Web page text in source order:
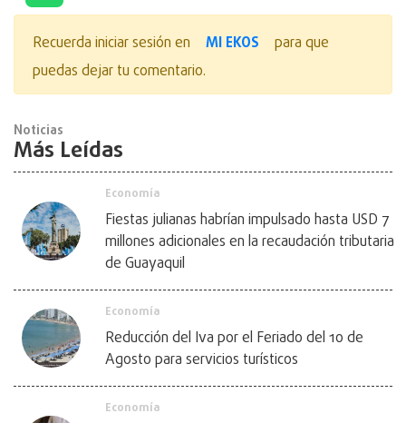
Recuerda iniciar sesión en MI EKOS
para que
puedas dejar tu comentario.
Noticias
Más Leídas
Economía
Fiestas julianas habrían impulsado hasta USD 7
millones adicionales en la recaudación tributaria
de Guayaquil
Economía
Reducción del Iva por el Feriado del 10 de
Agosto para servicios turísticos
Economía